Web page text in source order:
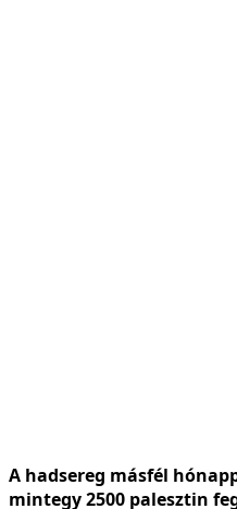
A hadsereg másfél
mintegy 2500 palesztin